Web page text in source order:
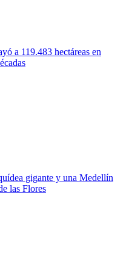
a 119.483 hectáreas en
gigante y una Medellín
las Flores